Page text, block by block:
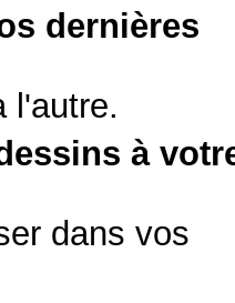
dernières
l'autre.
à
dans vos